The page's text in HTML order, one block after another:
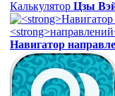
Калькулятор Цзы
Навигатор